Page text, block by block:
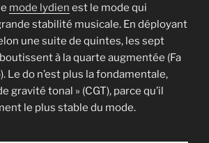
mode lydien est le mode qui
stabilité musicale. En déployant
une suite de quintes, les sept
à la quarte augmentée (Fa
Le do n’est plus la fondamentale,
gravité tonal » (CGT), parce qu’il
le plus stable du mode.